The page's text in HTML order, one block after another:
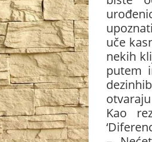
uče
nekih
putem
Kao